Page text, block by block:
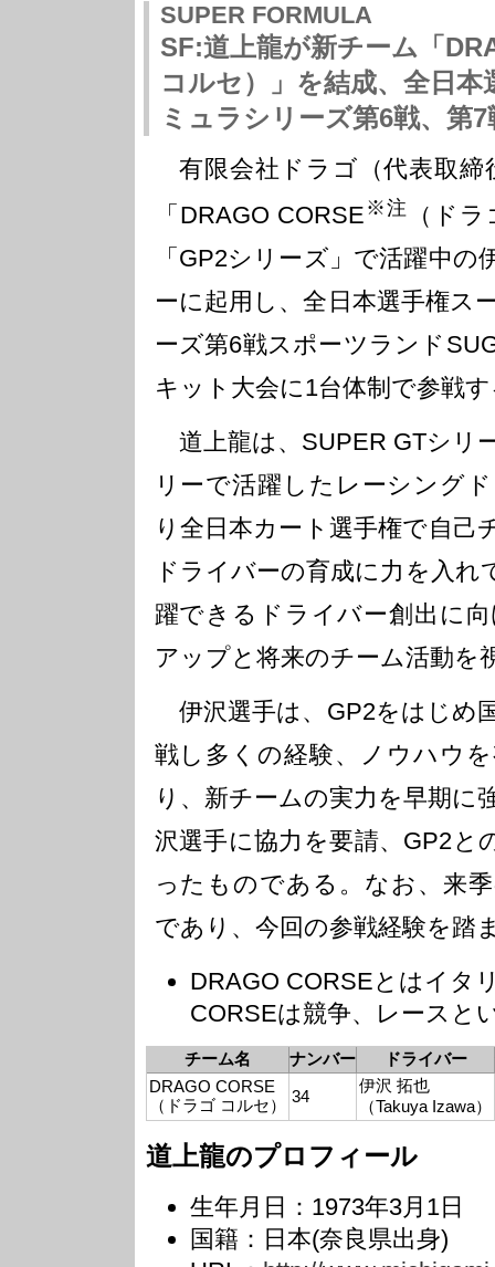
SUPER FORMULA
SF:道上龍が新チーム「
コルセ）」を結成、全日
ミュラシリーズ第6戦、第
有限会社ドラゴ（代表取締
「DRAGO CORSE ※注
（ド
「GP2シリーズ」で活躍中
ーに起用し、全日本選手権ス
ーズ第6戦スポーツランド
キット大会に1台体制で参戦
道上龍は、SUPER GTシリ
リーで活躍したレーシング
り全日本カート選手権で自己
ドライバーの育成に力を入れ
躍できるドライバー創出に
アップと将来のチーム活動を
伊沢選手は、GP2をはじめ
戦し多くの経験、ノウハウ
り、新チームの実力を早期に
沢選手に協力を要請、GP2と
ったものである。なお、来
であり、今回の参戦経験を踏
DRAGO CORSEとはイタ
CORSEは競争、レースと
チーム名 ナンバー
ドライバー
DRAGO CORSE
（ドラゴ コルセ）
34
伊沢 拓也
（Takuya Izawa）
道上龍のプロフィール
生年月日：1973年3月1日
国籍：日本(奈良県出身)